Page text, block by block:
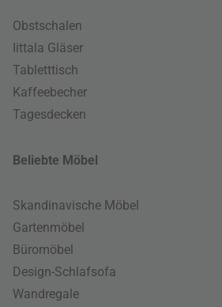
Obstschalen
Iittala Gläser
Tabletttisch
Kaffeebecher
Tagesdecken
Beliebte Möbel
Skandinavische Möbel
Gartenmöbel
Büromöbel
Design-Schlafsofa
Wandregale